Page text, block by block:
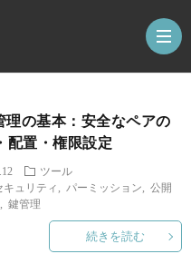
ー
ム
日
記
開
理の基本：安全なペアの
配置・権限設定
ツール
キュリティ パーミッション
公開
鍵管理
続きを読む